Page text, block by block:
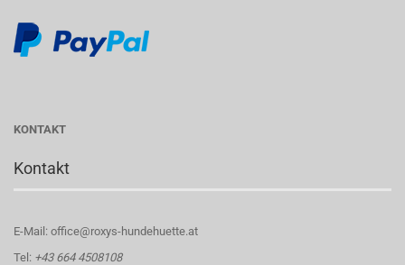
KONTAKT
Kontakt
E-Mail: office@roxys-hundehuette.at
Tel: +43 664 4508108